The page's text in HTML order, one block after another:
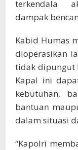
terkendala
dampak
Kabid Humas
dioperasikan
tidak dipungut
Kapal ini
kebutuhan,
bantuan
dalam situasi
“Kapolri